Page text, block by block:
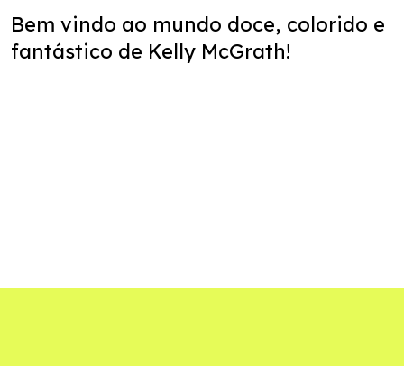
Bem vindo ao mundo doce, colorido e
fantástico de Kelly McGrath!